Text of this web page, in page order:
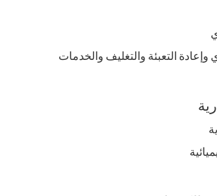
التعبئة والتغليف والخدمات